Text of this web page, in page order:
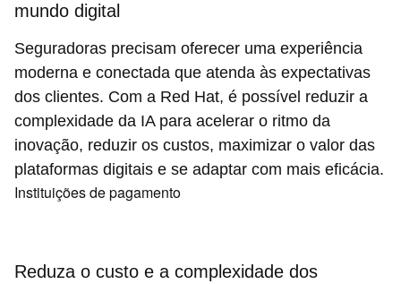
mundo digital
Seguradoras precisam oferecer uma experiência
moderna e conectada que atenda às expectativas
dos clientes. Com a Red Hat, é possível reduzir a
complexidade da IA para acelerar o ritmo da
inovação, reduzir os custos, maximizar o valor das
plataformas digitais e se adaptar com mais eficácia.
Instituições de pagamento
Reduza o custo e a complexidade dos